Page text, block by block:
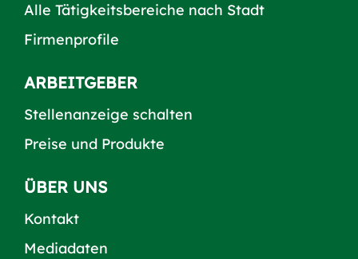
Alle Tätigkeitsbereiche nach Stadt
Firmenprofile
ARBEITGEBER
Stellenanzeige schalten
Preise und Produkte
ÜBER UNS
Kontakt
Mediadaten